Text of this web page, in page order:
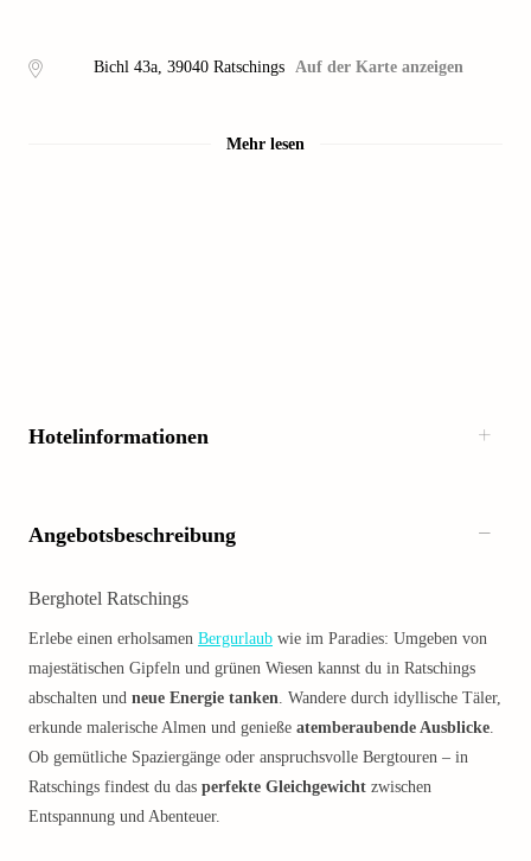
Bichl 43a, 39040 Ratschings Auf der Karte anzeigen
Mehr lesen
Hotelinformationen
Angebotsbeschreibung
Berghotel Ratschings
Erlebe einen erholsamen Bergurlaub wie im Paradies: Umgeben von
majestätischen Gipfeln und grünen Wiesen kannst du in Ratschings
abschalten und neue Energie tanken. Wandere durch idyllische Täler,
erkunde malerische Almen und genieße atemberaubende Ausblicke.
Ob gemütliche Spaziergänge oder anspruchsvolle Bergtouren – in
Ratschings findest du das perfekte Gleichgewicht zwischen
Entspannung und Abenteuer.